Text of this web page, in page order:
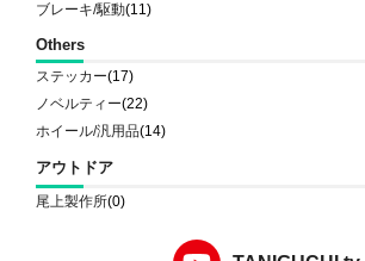
ブレーキ/駆動(11)
Others
ステッカー(17)
ノベルティー(22)
ホイール/汎用品(14)
アウトドア
尾上製作所(0)